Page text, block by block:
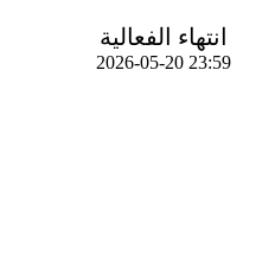
انتهاء الفعالية
2026-05-20 23:59